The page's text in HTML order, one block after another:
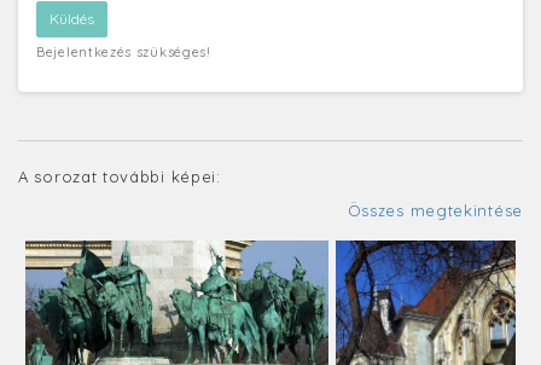
Bejelentkezés szükséges!
A sorozat további képei:
Összes megtekintése